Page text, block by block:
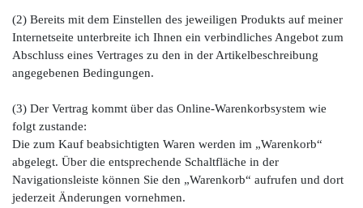
(2) Bereits mit dem Einstellen des jeweiligen Produkts auf meiner
Internetseite unterbreite ich Ihnen ein verbindliches Angebot zum
Abschluss eines Vertrages zu den in der Artikelbeschreibung
angegebenen Bedingungen.
(3) Der Vertrag kommt über das Online-Warenkorbsystem wie
folgt zustande:
Die zum Kauf beabsichtigten Waren werden im „Warenkorb“
abgelegt. Über die entsprechende Schaltfläche in der
Navigationsleiste können Sie den „Warenkorb“ aufrufen und dort
jederzeit Änderungen vornehmen.